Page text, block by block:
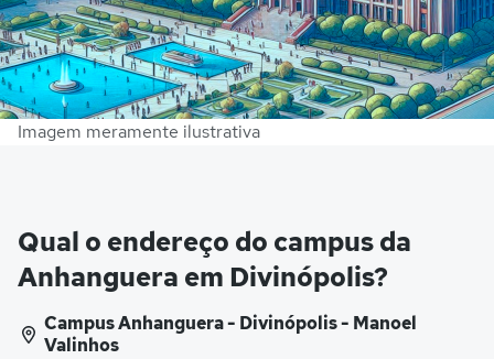
Imagem meramente ilustrativa
Qual o endereço do campus da
Anhanguera em Divinópolis?
Campus Anhanguera - Divinópolis - Manoel
Valinhos